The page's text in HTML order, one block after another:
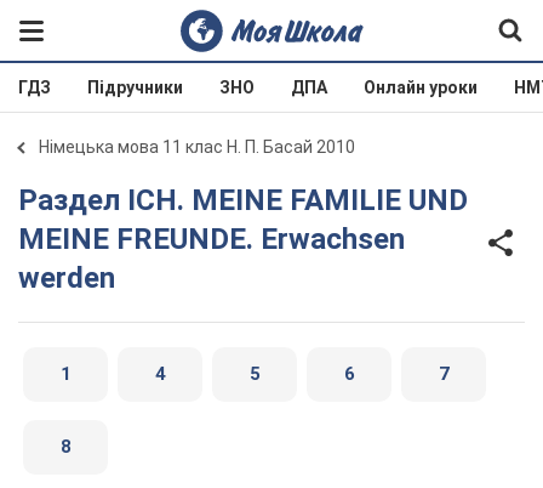
ГДЗ Підручники ЗНО ДПА Онлайн уроки
Німецька мова 11 клас Н. П. Басай 2010
Раздел ICH. MEINE FAMILIE UND
MEINE FREUNDE. Erwachsen
werden
1 4 5 6 7
8